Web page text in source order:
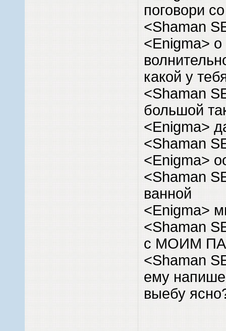
поговори
<Shaman
<Enigma>
какой у
<Shaman
большой
<Enigma>
<Shaman
<Enigma>
<Shaman
ванной
<Enigma>
<Shaman
с МОИМ
<Shaman
ему
выебу